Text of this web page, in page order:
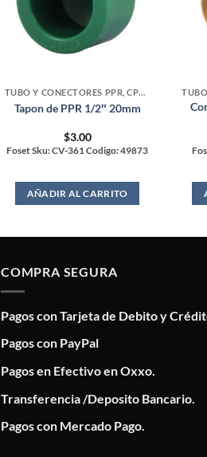
TUBO Y CONECTORES PPR, CPVC, PVC Y COBRE
Tapon de PPR 1/2″ 20mm
$3.00
Foset Sku: CV-361 Codigo: 49873
AÑADIR AL CARRITO
COMPRA SEGURA
Pagos con Tarjeta de Debito y
Pagos con PayPal
Pagos en Efectivo en Oxxo.
Transferencia /Deposito Bancario.
Pagos con Mercado Pago.